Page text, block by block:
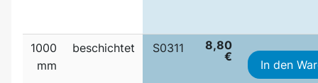
1000
mm
beschichtet S0311
8,80
€
In den